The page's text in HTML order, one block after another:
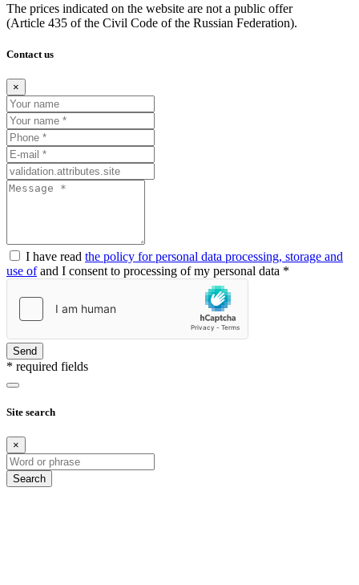
The prices indicated on the website are not a public offer
(Article 435 of the Civil Code of the Russian Federation).
Contact us
×
I have read the policy for personal data processing, storage and
use ofand I consent to processing of my personal data *
Send
* required fields
Site search
×
Search